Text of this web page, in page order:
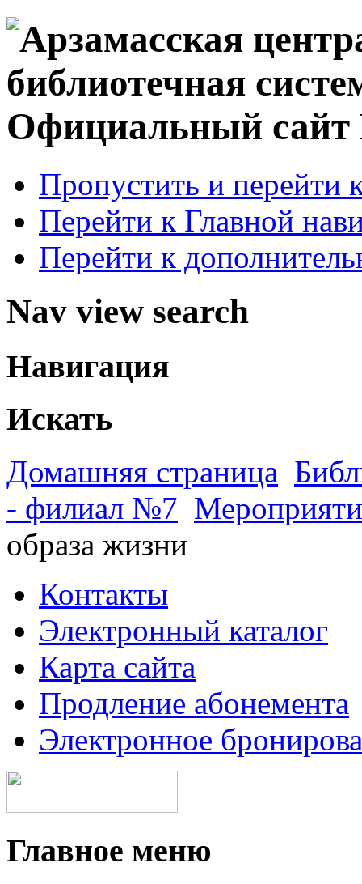
Официальный
Пропустить и перейти
Перейти к Главной
Перейти к
Nav view search
Навигация
Искать
Домашняя страница
- филиал №7
образа жизни
Контакты
Электронный каталог
Карта сайта
Продление абонемента
Электронное
Главное меню